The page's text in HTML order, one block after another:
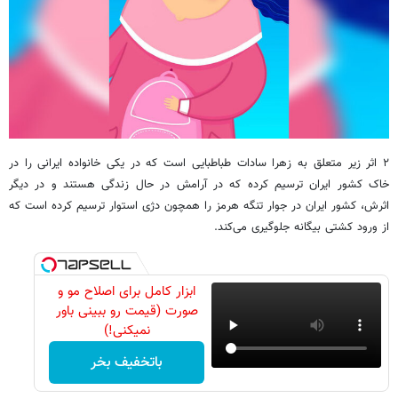
۲ اثر زیر متعلق به زهرا سادات طباطبایی است که در یکی خانواده ایرانی را در
خاک کشور ایران ترسیم کرده که در آرامش در حال زندگی هستند و در دیگر
اثرش، کشور ایران در جوار تنگه هرمز را همچون دژی استوار ترسیم کرده است که
از ورود کشتی بیگانه جلوگیری می‌کند.
ابزار کامل برای اصلاح مو و
صورت (قیمت رو ببینی باور
نمیکنی!)
باتخفیف بخر